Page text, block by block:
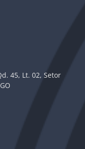
45, Lt. 02, Setor